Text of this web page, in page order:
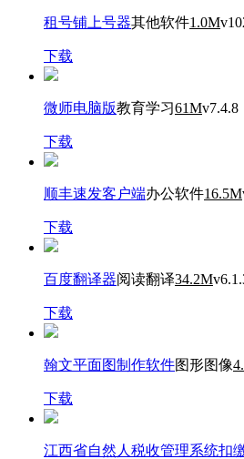
租号铺上号器其他软件1.0M
下载
微师电脑版教育学习61Mv7.4.8
下载
顺丰速发客户端办公软件16.5M
下载
百度翻译器阅读翻译34.2M
下载
翰文平面图制作软件图形图像
下载
江西省自然人税收管理系统扣